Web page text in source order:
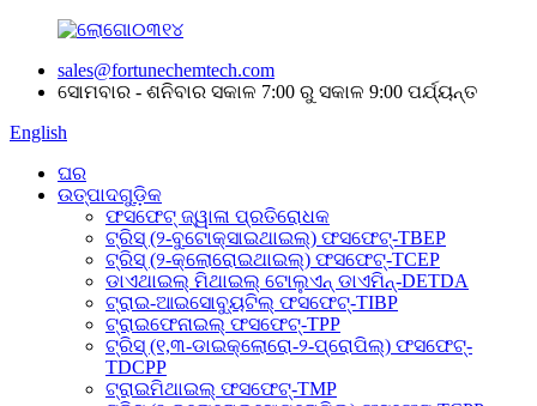
sales@fortunechemtech.com
ସୋମବାର - ଶନିବାର ସକାଳ 7:00 ରୁ ସକାଳ 9:00 ପର୍ଯ୍ୟନ୍ତ
English
ଘର
ଉତ୍ପାଦଗୁଡ଼ିକ
ଫସଫେଟ୍ ଜ୍ୱାଳା ପ୍ରତିରୋଧକ
ଟ୍ରିସ୍ (୨-ବୁଟୋକ୍ସାଇଥାଇଲ୍) ଫସଫେଟ୍-TBEP
ଟ୍ରିସ୍ (୨-କ୍ଲୋରୋଇଥାଇଲ୍) ଫସଫେଟ୍-TCEP
ଡାଏଥାଇଲ୍ ମିଥାଇଲ୍ ଟୋଲୁଏନ୍ ଡାଏମିନ୍-DETDA
ଟ୍ରାଇ-ଆଇସୋବ୍ୟୁଟିଲ୍ ଫସଫେଟ୍-TIBP
ଟ୍ରାଇଫେନାଇଲ୍ ଫସଫେଟ୍-TPP
ଟ୍ରିସ୍ (୧,୩-ଡାଇକ୍ଲୋରୋ-୨-ପ୍ରୋପିଲ୍) ଫସଫେଟ୍-
TDCPP
ଟ୍ରାଇମିଥାଇଲ୍ ଫସଫେଟ୍-TMP